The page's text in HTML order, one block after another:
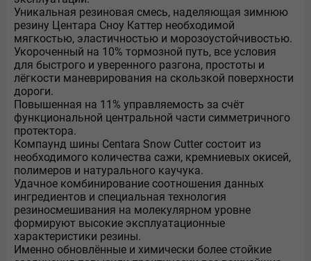
Уникальная резиновая смесь, наделяющая зимнюю
резину Центара Сноу Каттер необходимой
мягкостью, эластичностью и морозоустойчивостью.
Укороченный на 10% тормозной путь, все условия
для быстрого и уверенного разгона, простоты и
лёгкости маневрирования на скользкой поверхности
дороги.
Повышенная на 11% управляемость за счёт
функциональной центральной части симметричного
протектора.
Компаунд шины Centara Snow Cutter состоит из
необходимого количества сажи, кремниевых окисей,
полимеров и натурального каучука.
Удачное комбинирование соотношения данных
ингредиентов и специальная технология
резиносмешивания на молекулярном уровне
формируют высокие эксплуатационные
характеристики резины.
Именно обновлённые и химически более стойкие